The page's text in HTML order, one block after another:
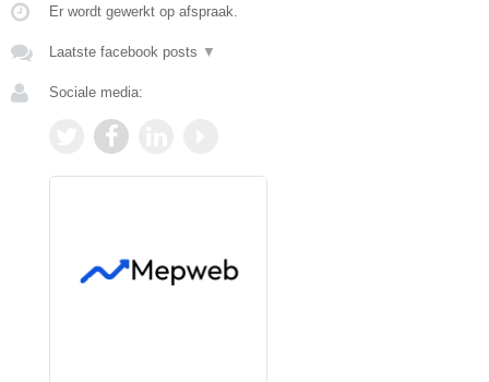
Er wordt gewerkt op afspraak.
Laatste facebook posts ▼
Sociale media: